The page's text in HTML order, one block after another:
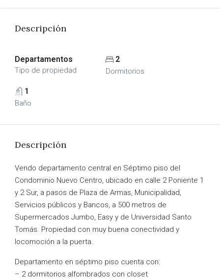
Descripción
Departamentos
Tipo de propiedad
2
Dormitorios
1
Baño
Descripción
Vendo departamento central en Séptimo piso del
Condominio Nuevo Centro, ubicado en calle 2 Poniente 1
y 2 Sur, a pasos de Plaza de Armas, Municipalidad,
Servicios públicos y Bancos, a 500 metros de
Supermercados Jumbo, Easy y de Universidad Santo
Tomás. Propiedad con muy buena conectividad y
locomoción a la puerta.
Departamento en séptimo piso cuenta con:
– 2 dormitorios alfombrados con closet